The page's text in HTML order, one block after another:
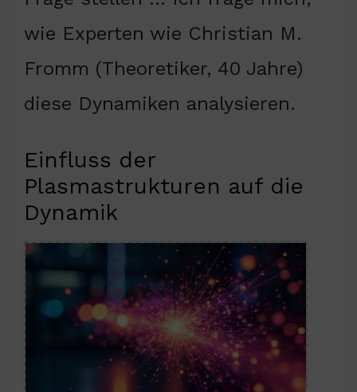
wie Experten wie Christian M.
Fromm (Theoretiker, 40 Jahre)
diese Dynamiken analysieren.
Einfluss der
Plasmastrukturen auf die
Dynamik